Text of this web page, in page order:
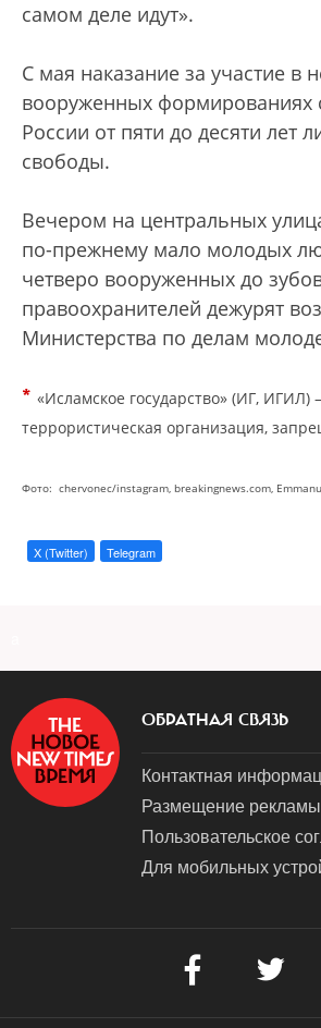
самом деле идут».
С мая наказание за участие в
вооруженных формированиях
России от пяти до десяти лет
свободы.
Вечером на центральных
по-прежнему мало молодых
четверо вооруженных до
правоохранителей дежурят
Министерства по делам
* «Исламское государство» (ИГ, ИГИЛ)
террористическая организация,
Фото: chervonec/instagram, breakingnews.com,
X (Twitter) Telegram
ОБРАТНАЯ СВЯЗЬ
Контактная
Размещение рекламы
Пользовательское
Для мобильных